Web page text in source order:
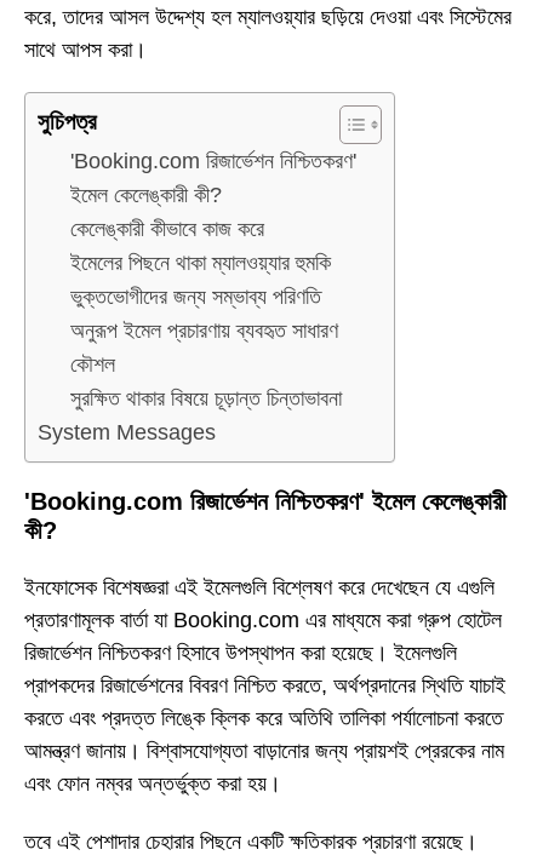
করে, তাদের আসল উদ্দেশ্য হল ম্যালওয়্যার ছড়িয়ে দেওয়া এবং সিস্টেমের
সাথে আপস করা।
সুচিপত্র
'Booking.com রিজার্ভেশন নিশ্চিতকরণ'
ইমেল কেলেঙ্কারী কী?
কেলেঙ্কারী কীভাবে কাজ করে
ইমেলের পিছনে থাকা ম্যালওয়্যার হুমকি
ভুক্তভোগীদের জন্য সম্ভাব্য পরিণতি
অনুরূপ ইমেল প্রচারণায় ব্যবহৃত সাধারণ
কৌশল
সুরক্ষিত থাকার বিষয়ে চূড়ান্ত চিন্তাভাবনা
System Messages
'Booking.com রিজার্ভেশন নিশ্চিতকরণ' ইমেল কেলেঙ্কারী
কী?
ইনফোসেক বিশেষজ্ঞরা এই ইমেলগুলি বিশ্লেষণ করে দেখেছেন যে এগুলি
প্রতারণামূলক বার্তা যা Booking.com এর মাধ্যমে করা গ্রুপ হোটেল
রিজার্ভেশন নিশ্চিতকরণ হিসাবে উপস্থাপন করা হয়েছে। ইমেলগুলি
প্রাপকদের রিজার্ভেশনের বিবরণ নিশ্চিত করতে, অর্থপ্রদানের স্থিতি যাচাই
করতে এবং প্রদত্ত লিঙ্কে ক্লিক করে অতিথি তালিকা পর্যালোচনা করতে
আমন্ত্রণ জানায়। বিশ্বাসযোগ্যতা বাড়ানোর জন্য প্রায়শই প্রেরকের নাম
এবং ফোন নম্বর অন্তর্ভুক্ত করা হয়।
তবে এই পেশাদার চেহারার পিছনে একটি ক্ষতিকারক প্রচারণা রয়েছে।